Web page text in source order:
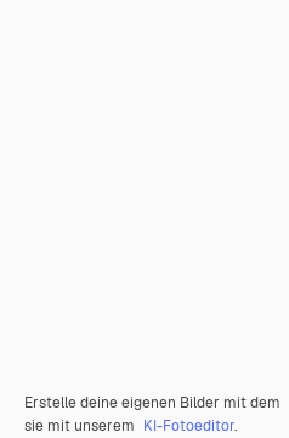
Erstelle deine eigenen Bilder mit dem
sie mit unserem KI-Fotoeditor.